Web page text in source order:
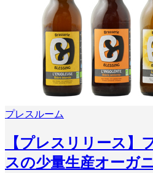
プレスルーム
【プレスリリース】
スの少量生産オーガ